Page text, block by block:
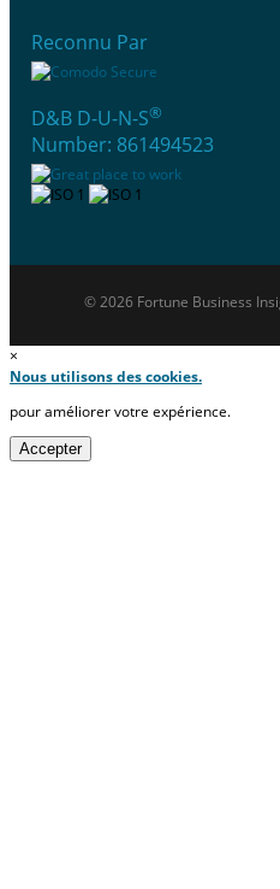
Reconnu Par
D&B D-U-N-S®
Number: 861494523
© 2026 Fortune Business
×
Nous utilisons des cookies.
pour améliorer votre expérience.
Accepter